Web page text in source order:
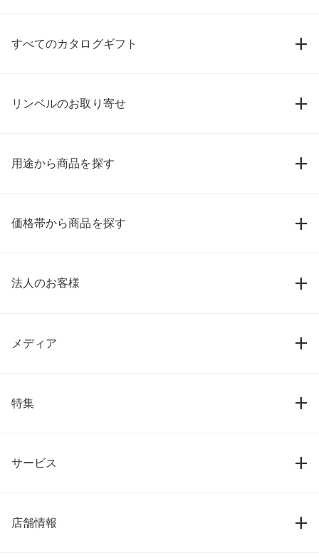
すべてのカタログギフト
リンベルのお取り寄せ
用途から商品を探す
価格帯から商品を探す
法人のお客様
メディア
特集
サービス
店舗情報